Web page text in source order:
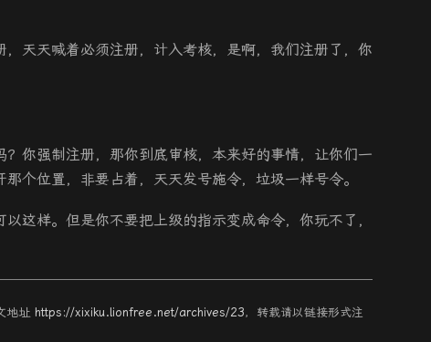
天天喊着必须注册，计入考核，是啊，我们注册了，你
你强制注册，那你到底审核，本来好的事情，让你们一
个位置，非要占着，天天发号施令，垃圾一样号令。
这样。但是你不要把上级的指示变成命令，你玩不了，
地址 https://xixiku.lionfree.net/archives/23，转载请以链接形式注